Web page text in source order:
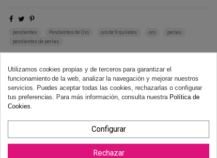
pendientes Pendientes de Oro oro de 9 quilates oro
perlas
pendientes de perlas
Derecho de desistimiento
Dispones de 14 días naturales para desistir de tu compra, sin
necesidad de justificación.
Más información
Utilizamos cookies propias y de terceros para garantizar el
funcionamiento de la web, analizar la navegación y mejorar nuestros
servicios. Puedes aceptar todas las cookies, rechazarlas o configurar
tus preferencias. Para más información, consulta nuestra Política de
Cookies
Configurar
Rechazar